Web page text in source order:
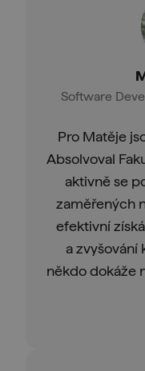
Software
Pro Matěje
Absolvoval
aktivně se
zaměřených
efektivní
a zvyšování
někdo dokáže